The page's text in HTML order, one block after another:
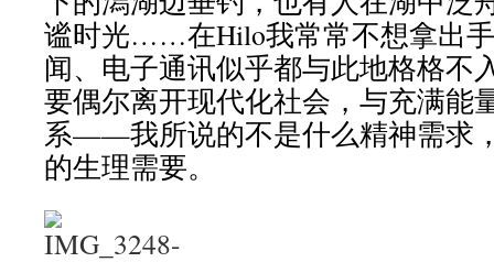
谧时光……在Hilo我常常不想拿出
闻、电子通讯似乎都与此地格格不
要偶尔离开现代化社会，与充满能
系——我所说的不是什么精神需求
的生理需要。